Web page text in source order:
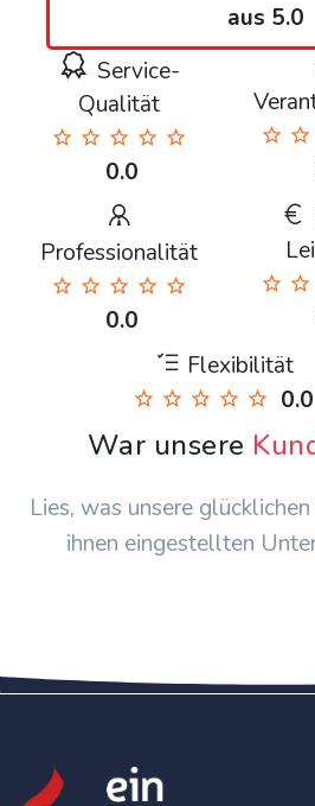
aus 5.0
Service-
Qualität
0.0
Professionalität
0.0
Flexibilität
0.0
War unsere
Lies, was unsere
ihnen eingestellten